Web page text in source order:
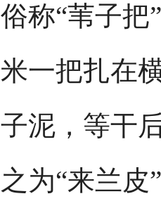
俗称“苇子把
米一把扎在
子泥，等干
之为“来兰